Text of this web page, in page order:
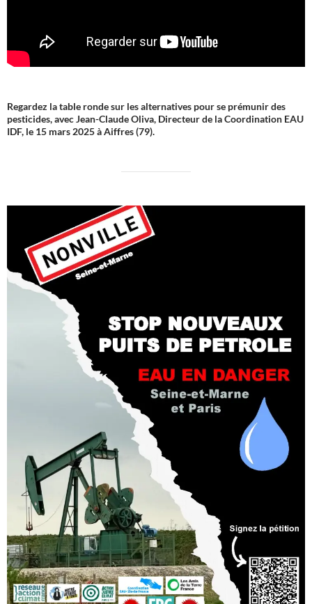
Regardez la table ronde sur les alternatives pour se prémunir des
pesticides, avec Jean-Claude Oliva, Directeur de la Coordination EAU
IDF, le 15 mars 2025 à Aiffres (79).